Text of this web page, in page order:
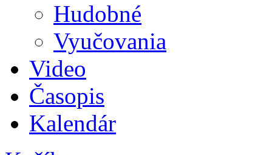
Hudobné
Vyučovania
Video
Časopis
Kalendár